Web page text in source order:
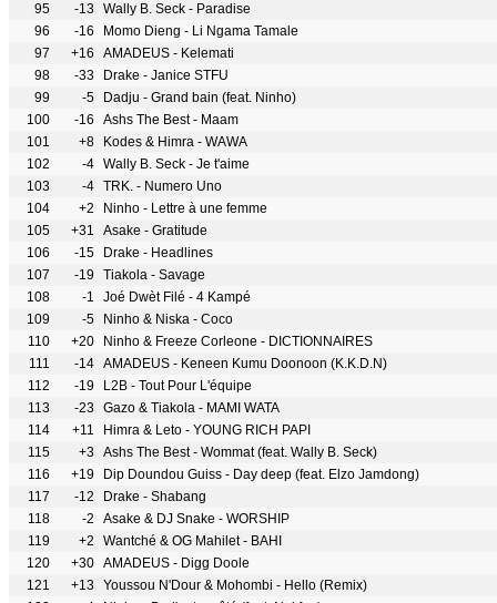
95
-13
Wally B. Seck - Paradise
96
-16
Momo Dieng - Li Ngama Tamale
97
+16
AMADEUS - Kelemati
98
-33
Drake - Janice STFU
99
-5
Dadju - Grand bain (feat. Ninho)
100
-16
Ashs The Best - Maam
101
+8
Kodes & Himra - WAWA
102
-4 Wally B. Seck - Je t'aime
103
-4 TRK. - Numero Uno
104
+2
Ninho - Lettre à une femme
105
+31
Asake - Gratitude
106
-15
Drake - Headlines
107
-19
Tiakola - Savage
108
-1
Joé Dwèt Filé - 4 Kampé
109
-5
Ninho & Niska - Coco
110
+20
Ninho & Freeze Corleone - DICTIONNAIRES
111
-14 AMADEUS - Keneen Kumu Doonoon (K.K.D.N)
112
-19
L2B - Tout Pour L'équipe
113
-23
Gazo & Tiakola - MAMI WATA
114
+11
Himra & Leto - YOUNG RICH PAPI
115
+3
Ashs The Best - Wommat (feat. Wally B. Seck)
116
+19
Dip Doundou Guiss - Day deep (feat. Elzo Jamdong)
117
-12
Drake - Shabang
118
-2
Asake & DJ Snake - WORSHIP
119
+2
Wantché & OG Mahilet - BAHI
120
+30 AMADEUS - Digg Doole
121
+13
Youssou N'Dour & Mohombi - Hello (Remix)